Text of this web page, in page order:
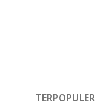
TERPOPULER